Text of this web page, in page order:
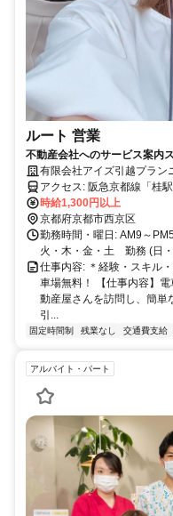
ルート 営業
不動産会社へのサービス案内
装・ネイル自由！残業なしで
有限会社アイズ引越プラン
アクセス: 阪急京都線「桂駅」西口徒歩１０分 市バス、京阪バス「千
代原口」
時給1,300円以上
京都府京都市西京区
勤務時間・曜日: AM9～
火・木・金・土 勤務 (日
仕事内容: ＊経験・スキル
車場無料！ 【仕事内容】
動産屋さんを訪問し、簡単
引...
固定時間制 残業なし 交通費支給
アルバイト・パート